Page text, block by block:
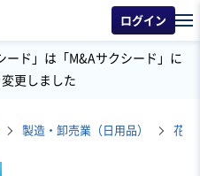
ログイン
ード」は「M&Aサクシード」に
更しました
製造・卸売業（日用品） 花・